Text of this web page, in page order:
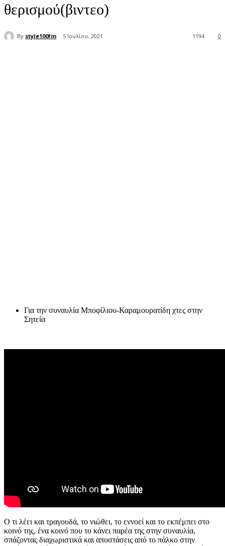
θερισμού(βιντεο)
By style100fm 5 Ιουλίου, 2021 0
1194
Για την συναυλία Μποφίλιου-Καραμουρατίδη χτες στην
Σητεία
Ο τι λέει και τραγουδά, το νιώθει, το εννοεί και το εκπέμπει στο
κοινό της, ένα κοινό που το κάνει παρέα της στην συναυλία,
σπάζοντας διαχωριστικά και αποστάσεις από το πάλκο στην